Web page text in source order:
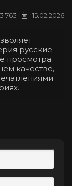
15.02.2026
3 763
русские
просмотра
качестве,